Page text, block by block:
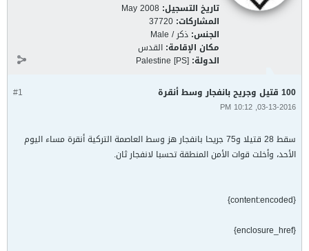
تاريخ التسجيل: May 2008
المشاركات: 37720
الجنس: ذكر / Male
مكان الإقامة: القدس
الدولة: Palestine [PS]
#1 100 قتيل وجريح بانفجار وسط أنقرة
03-13-2016, 10:12 PM
سقط 28 قتيلا و75 جريحا بانفجار هز وسط العاصمة التركية أنقرة مساء اليوم
الأحد، وأخلت قوات الأمن المنطقة تحسبا لانفجار ثان.
{content:encoded}
{enclosure_href}